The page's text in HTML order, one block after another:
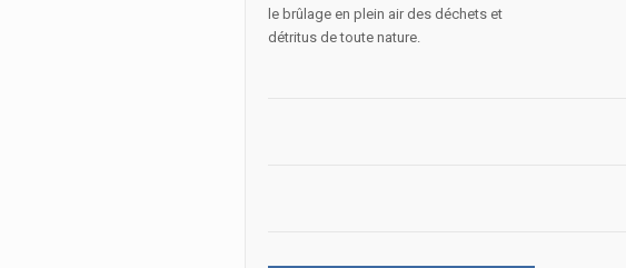
le brûlage en plein air des déchets et
détritus de toute nature.